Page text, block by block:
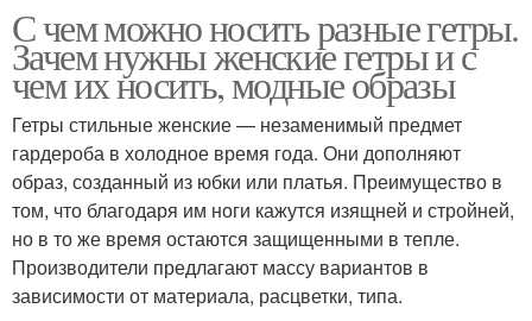
С чем можно носить разные гетры.
Зачем нужны женские гетры и с
чем их носить, модные образы
Гетры стильные женские — незаменимый предмет
гардероба в холодное время года. Они дополняют
образ, созданный из юбки или платья. Преимущество в
том, что благодаря им ноги кажутся изящней и стройней,
но в то же время остаются защищенными в тепле.
Производители предлагают массу вариантов в
зависимости от материала, расцветки, типа.